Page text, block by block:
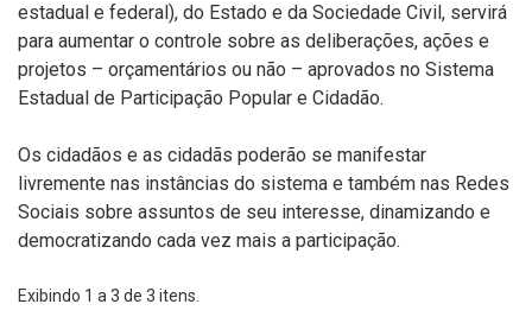
estadual e federal), do Estado e da Sociedade Civil, servirá
para aumentar o controle sobre as deliberações, ações e
projetos – orçamentários ou não – aprovados no Sistema
Estadual de Participação Popular e Cidadão.
Os cidadãos e as cidadãs poderão se manifestar
livremente nas instâncias do sistema e também nas Redes
Sociais sobre assuntos de seu interesse, dinamizando e
democratizando cada vez mais a participação.
Exibindo 1 a 3 de 3 itens.